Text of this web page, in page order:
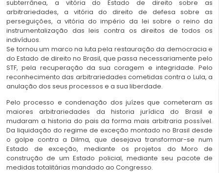
subterrânea, a vitória do Estado de direito sobre as
arbitrariedades, a vitória do direito de defesa sobre as
perseguições, a vitória do império da lei sobre o reino da
instrumentalização das leis contra os direitos de todos os
indivíduos.
Se tornou um marco na luta pela restauração da democracia e
do Estado de direito no Brasil, que passa necessariamente pelo
STF, pela recuperação da sua coragem e integridade. Pelo
reconhecimento das arbitrariedades cometidas contra o Lula, a
anulação dos seus processos e a sua liberdade.
Pelo processo e condenação dos juízes que cometeram as
maiores arbitrariedades da historia jurídica do Brasil e
mudaram a historia do pais da forma mais arbitraria possível.
Da liquidação do regime de exceção montado no Brasil desde
o golpe contra a Dilma, que desejava transformar-se num
Estado de exceção, mediante os projetos do Moro de
construção de um Estado policial, mediante seu pacote de
medidas totalitárias mandado ao Congresso.